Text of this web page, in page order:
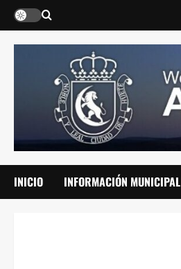
Saltar
contenido
INICIO INFORMACIÓN MUNICIPAL